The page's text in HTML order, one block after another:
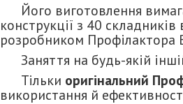
Його виготовлення
конструкції з 40
розробником Профілактора
Заняття на будь-якій
Тільки оригінальний
використання й